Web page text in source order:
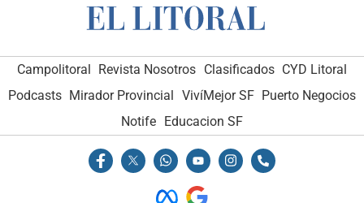
Campolitoral Revista Nosotros Clasificados CYD Litoral
Podcasts Mirador Provincial VivíMejor SF Puerto Negocios
Notife Educacion SF